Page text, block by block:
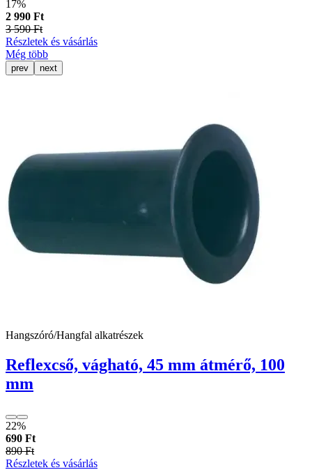
17%
2 990 Ft
3 590 Ft
Részletek és vásárlás
Még több
prev next
Hangszóró/Hangfal alkatrészek
Reflexcső, vágható, 45 mm átmérő, 100
mm
22%
690 Ft
890 Ft
Részletek és vásárlás